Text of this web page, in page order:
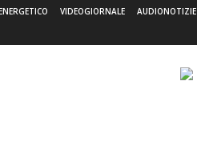
VIDEOGIORNALE AUDIONOTIZIE